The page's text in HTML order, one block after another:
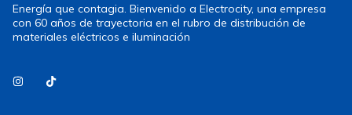
Energía que contagia. Bienvenido a Electrocity, una empresa
con 60 años de trayectoria en el rubro de distribución de
materiales eléctricos e iluminación